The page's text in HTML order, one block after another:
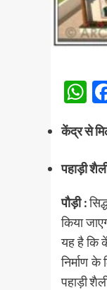
केंद्र से
पहाड़ी
पौड़ी :
किया
यह है कि
निर्माण
पहाड़ी